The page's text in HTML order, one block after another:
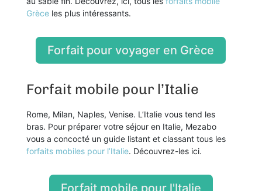
Grèceles plus intéressants.
Forfait pour voyager en Grèce
Forfait mobile pour l’Italie
Rome, Milan, Naples, Venise. L’Italie vous tend les
bras. Pour préparer votre séjour en Italie, Mezabo
vous a concocté un guide listant et classant tous les
forfaits mobiles pour l’Italie. Découvrez-les ici.